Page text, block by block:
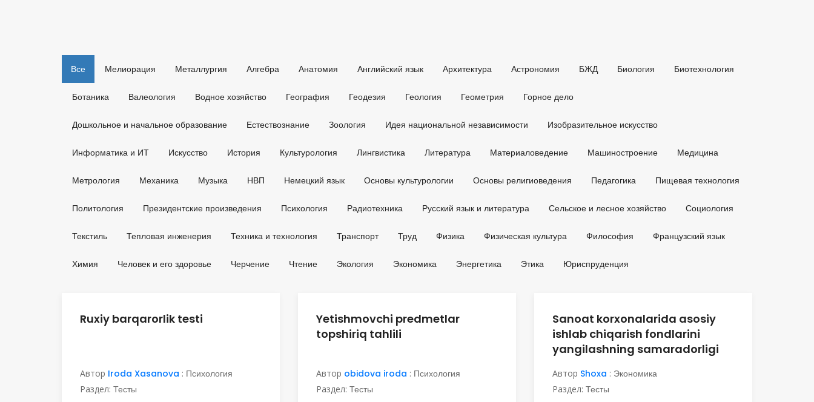
Все Мелиорация Металлургия Алгебра Анатомия Английский язык Архитектура Астрономия БЖД Биология Биотехнология
Ботаника Валеология Водное хозяйство География Геодезия Геология Геометрия Горное дело
Дошкольное и начальное образование Естествознание Зоология Идея национальной независимости Изобразительное искусство
Информатика и ИТ Искусство История Культурология Лингвистика Литература Материаловедение Машиностроение Медицина
Метрология Механика Музыка НВП Немецкий язык Основы культурологии Основы религиоведения Педагогика Пищевая технология
Политология Президентские произведения Психология Радиотехника Русский язык и литература Сельское и лесное хозяйство Социология
Текстиль Тепловая инженерия Техника и технология Транспорт Труд Физика Физическая культура Философия Французский язык
Химия Человек и его здоровье Черчение Чтение Экология Экономика Энергетика Этика Юриспруденция
Ruxiy barqarorlik testi
Автор Iroda Xasanova : Психология
Раздел: Тесты
Yetishmovchi predmetlar
topshiriq tahlili
Автор obidova iroda : Психология
Раздел: Тесты
Sanoat korxonalarida asosiy
ishlab chiqarish fondlarini
yangilashning samaradorligi
Автор Shoxa : Экономика
Раздел: Тесты